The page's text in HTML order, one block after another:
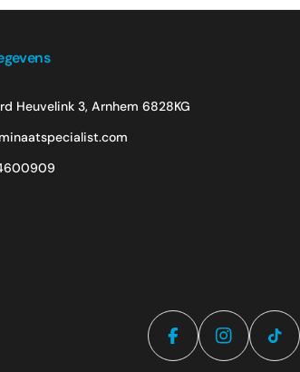
Heuvelink 3, Arnhem 6828KG